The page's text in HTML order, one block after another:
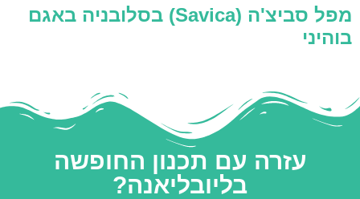
מפל סביצ'ה (Savica) בסלובניה באגם
בוהיני
עזרה עם תכנון החופשה
בליובליאנה?